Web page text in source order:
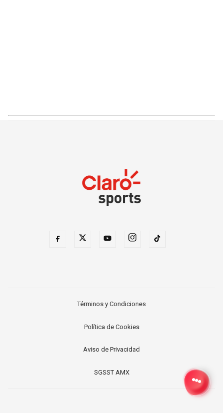
Términos y Condiciones
Política de Cookies
Aviso de Privacidad
SGSST AMX